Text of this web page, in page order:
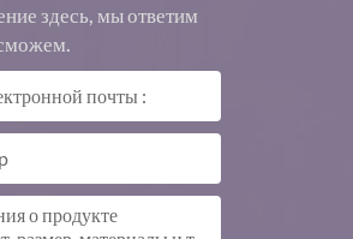
здесь, мы ответим